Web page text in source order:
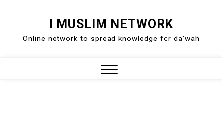
content
I MUSLIM NETWORK
Online network to spread knowledge for da'wah